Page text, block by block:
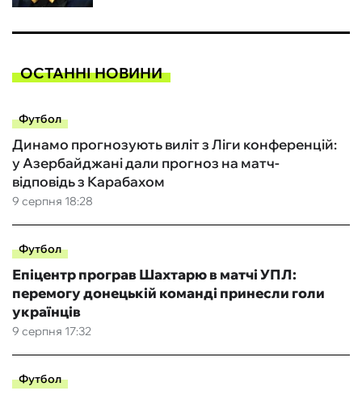
ОСТАННІ НОВИНИ
Футбол
9 серпня 18:28
Динамо прогнозують виліт з Ліги конференцій:
у Азербайджані дали прогноз на матч-
відповідь з Карабахом
Футбол
9 серпня 17:32
Епіцентр програв Шахтарю в матчі УПЛ:
перемогу донецькій команді принесли голи
українців
Футбол